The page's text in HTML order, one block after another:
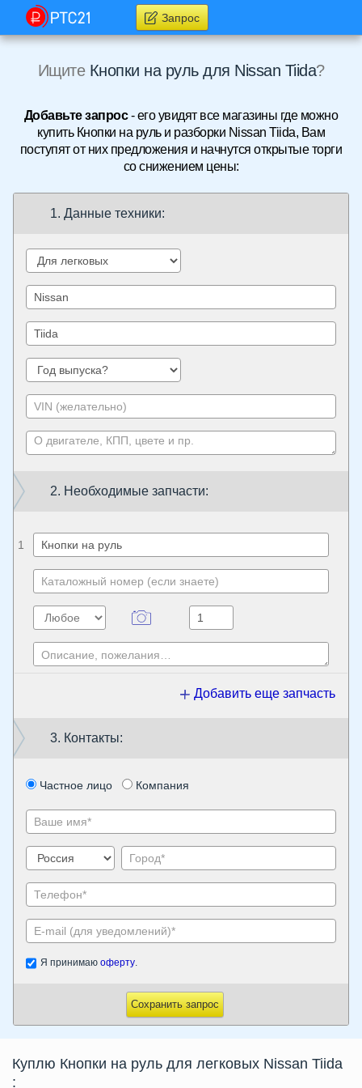
Запрос
Ищите Кнопки на руль для Nissan Tiida?
Добавьте запрос- его увидят все магазины где можно
купить Кнопки на руль и разборки Nissan Tiida, Вам
поступят от них предложения и начнутся открытые торги
со снижением цены:
1. Данные техники:
2. Необходимые запчасти:
1
Добавить еще запчасть
3. Контакты:
Частное лицо Компания
Я принимаю оферту.
Сохранить запрос
Куплю Кнопки на руль для легковых Nissan Tiida
: